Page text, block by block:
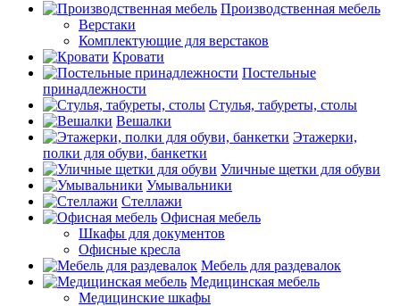
Производственная мебель
Верстаки
Комплектующие для верстаков
Кровати
Постельные
принадлежности
Стулья, табуреты, столы
Вешалки
Этажерки,
полки для обуви, банкетки
Уличные щетки для обуви
Умывальники
Стеллажи
Офисная мебель
Шкафы для документов
Офисные кресла
Мебель для раздевалок
Медицинская мебель
Медицинские шкафы